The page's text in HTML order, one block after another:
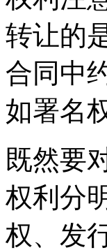
转让的
合同中
如署名
既然要
权利分
权、发